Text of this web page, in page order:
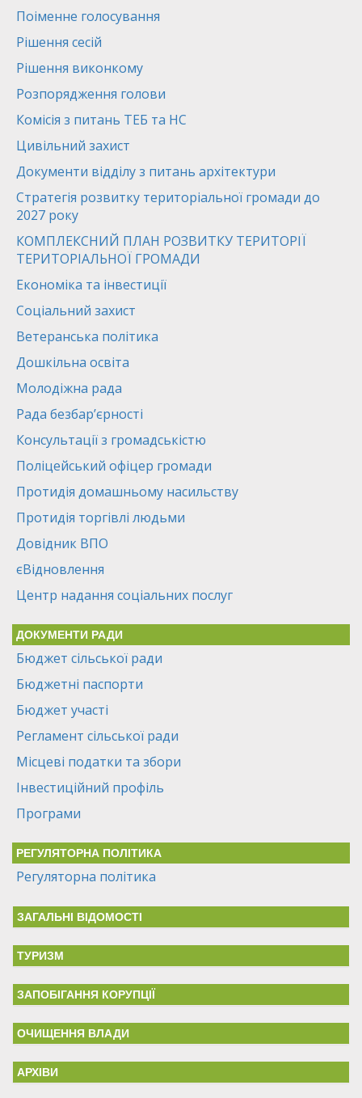
Поіменне голосування
Рішення сесій
Рішення виконкому
Розпорядження голови
Комісія з питань ТЕБ та НС
Цивільний захист
Документи відділу з питань архітектури
Стратегія розвитку територіальної громади до
2027 року
КОМПЛЕКСНИЙ ПЛАН РОЗВИТКУ ТЕРИТОРІЇ
ТЕРИТОРІАЛЬНОЇ ГРОМАДИ
Економіка та інвестиції
Соціальний захист
Ветеранська політика
Дошкільна освіта
Молодіжна рада
Рада безбар’єрності
Консультації з громадськістю
Поліцейський офіцер громади
Протидія домашньому насильству
Протидія торгівлі людьми
Довідник ВПО
єВідновлення
Центр надання соціальних послуг
ДОКУМЕНТИ РАДИ
Бюджет сільської ради
Бюджетні паспорти
Бюджет участі
Регламент сільської ради
Місцеві податки та збори
Інвестиційний профіль
Програми
РЕГУЛЯТОРНА ПОЛІТИКА
Регуляторна політика
ЗАГАЛЬНІ ВІДОМОСТІ
ТУРИЗМ
ЗАПОБІГАННЯ КОРУПЦІЇ
ОЧИЩЕННЯ ВЛАДИ
АРХІВИ